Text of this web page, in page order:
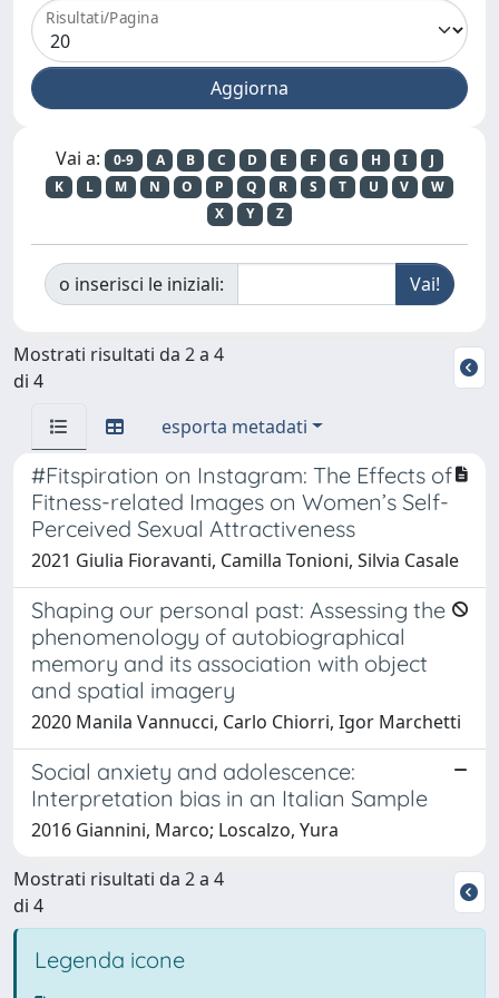
Risultati/Pagina
Vai a: 0-9 A B C D E F G H I
J
K
L M N O P Q R S T U V
W
X
Y Z
o inserisci le iniziali:
Mostrati risultati da 2 a 4
di 4
esporta metadati
#Fitspiration on Instagram: The Effects of
Fitness-related Images on Women’s Self-
Perceived Sexual Attractiveness
2021 Giulia Fioravanti, Camilla Tonioni, Silvia Casale
Shaping our personal past: Assessing the
phenomenology of autobiographical
memory and its association with object
and spatial imagery
2020 Manila Vannucci, Carlo Chiorri, Igor Marchetti
Social anxiety and adolescence:
Interpretation bias in an Italian Sample
2016 Giannini, Marco; Loscalzo, Yura
Mostrati risultati da 2 a 4
di 4
Legenda icone